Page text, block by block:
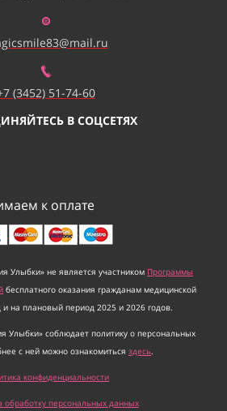
(3452) 51-74-60
В СОЦСЕТЯХ
к оплате
Улыбки» не является участником Программы
бесплатного оказания гражданам медицинской
на плановый период 2025 и 2026 годов.
Улыбки» соблюдает политику о персональных
с ней можно ознакомиться здесь.
конфиденциальности
обработку персональных данных